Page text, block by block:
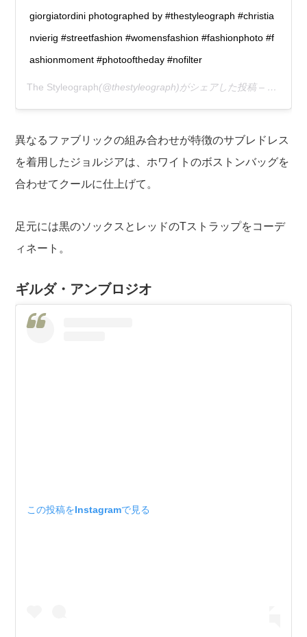
giorgiatordini photographed by #thestyleograph #christia
nvierig #streetfashion #womensfashion #fashionphoto #f
ashionmoment #photooftheday #nofilter
The Styleograph(@thestyleograph)がシェアした投稿 – 2020年
異なるファブリックの組み合わせが特徴のサブレドレス
を着用したジョルジアは、ホワイトのボストンバッグを
合わせてクールに仕上げて。
足元には黒のソックスとレッドのTストラップをコーデ
ィネート。
ギルダ・アンブロジオ
この投稿をInstagramで見る